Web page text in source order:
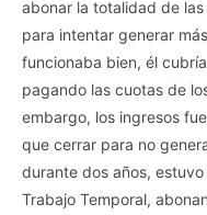
abonar la totalidad de
para intentar generar
funcionaba bien, él
pagando las cuotas de
embargo, los ingresos
que cerrar para no
durante dos años,
Trabajo Temporal,